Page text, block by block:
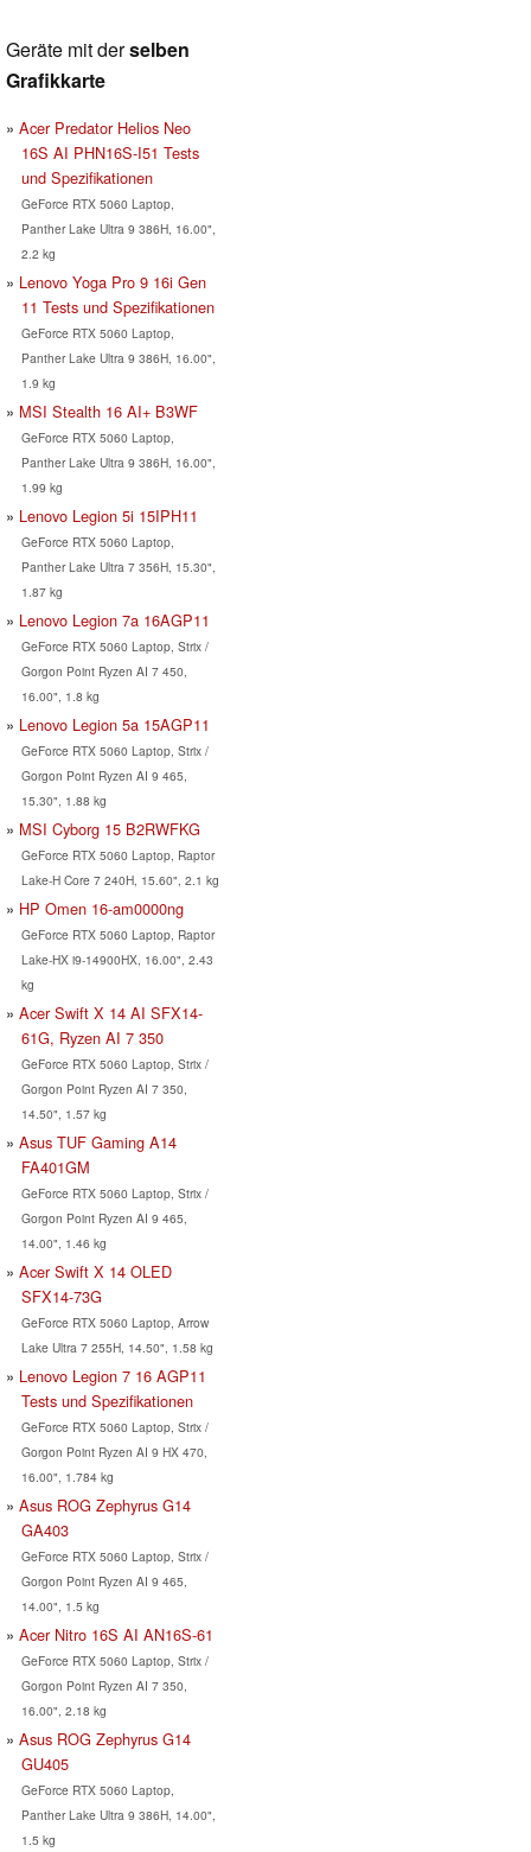
Geräte mit derselben
Grafikkarte
Acer Predator Helios Neo
16S AI PHN16S-I51 Tests
und Spezifikationen
GeForce RTX 5060 Laptop,
Panther Lake Ultra 9 386H, 16.00",
2.2 kg
Lenovo Yoga Pro 9 16i Gen
11 Tests und Spezifikationen
GeForce RTX 5060 Laptop,
Panther Lake Ultra 9 386H, 16.00",
1.9 kg
MSI Stealth 16 AI+ B3WF
GeForce RTX 5060 Laptop,
Panther Lake Ultra 9 386H, 16.00",
1.99 kg
Lenovo Legion 5i 15IPH11
GeForce RTX 5060 Laptop,
Panther Lake Ultra 7 356H, 15.30",
1.87 kg
Lenovo Legion 7a 16AGP11
GeForce RTX 5060 Laptop, Strix /
Gorgon Point Ryzen AI 7 450,
16.00", 1.8 kg
Lenovo Legion 5a 15AGP11
GeForce RTX 5060 Laptop, Strix /
Gorgon Point Ryzen AI 9 465,
15.30", 1.88 kg
MSI Cyborg 15 B2RWFKG
GeForce RTX 5060 Laptop, Raptor
Lake-H Core 7 240H, 15.60", 2.1 kg
HP Omen 16-am0000ng
GeForce RTX 5060 Laptop, Raptor
Lake-HX i9-14900HX, 16.00", 2.43
kg
Acer Swift X 14 AI SFX14-
61G, Ryzen AI 7 350
GeForce RTX 5060 Laptop, Strix /
Gorgon Point Ryzen AI 7 350,
14.50", 1.57 kg
Asus TUF Gaming A14
FA401GM
GeForce RTX 5060 Laptop, Strix /
Gorgon Point Ryzen AI 9 465,
14.00", 1.46 kg
Acer Swift X 14 OLED
SFX14-73G
GeForce RTX 5060 Laptop, Arrow
Lake Ultra 7 255H, 14.50", 1.58 kg
Lenovo Legion 7 16 AGP11
Tests und Spezifikationen
GeForce RTX 5060 Laptop, Strix /
Gorgon Point Ryzen AI 9 HX 470,
16.00", 1.784 kg
Asus ROG Zephyrus G14
GA403
GeForce RTX 5060 Laptop, Strix /
Gorgon Point Ryzen AI 9 465,
14.00", 1.5 kg
Acer Nitro 16S AI AN16S-61
GeForce RTX 5060 Laptop, Strix /
Gorgon Point Ryzen AI 7 350,
16.00", 2.18 kg
Asus ROG Zephyrus G14
GU405
GeForce RTX 5060 Laptop,
Panther Lake Ultra 9 386H, 14.00",
1.5 kg